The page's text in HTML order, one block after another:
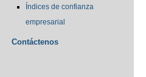
Índices de confianza
empresarial
Contáctenos